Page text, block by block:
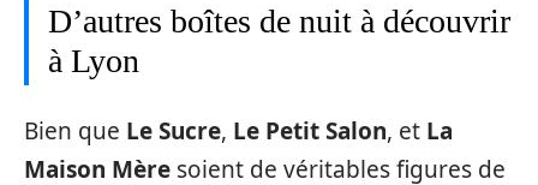
D’autres boîtes de nuit à découvrir
à Lyon
Bien que Le Sucre, Le Petit Salon, et La
Maison Mère soient de véritables figures de